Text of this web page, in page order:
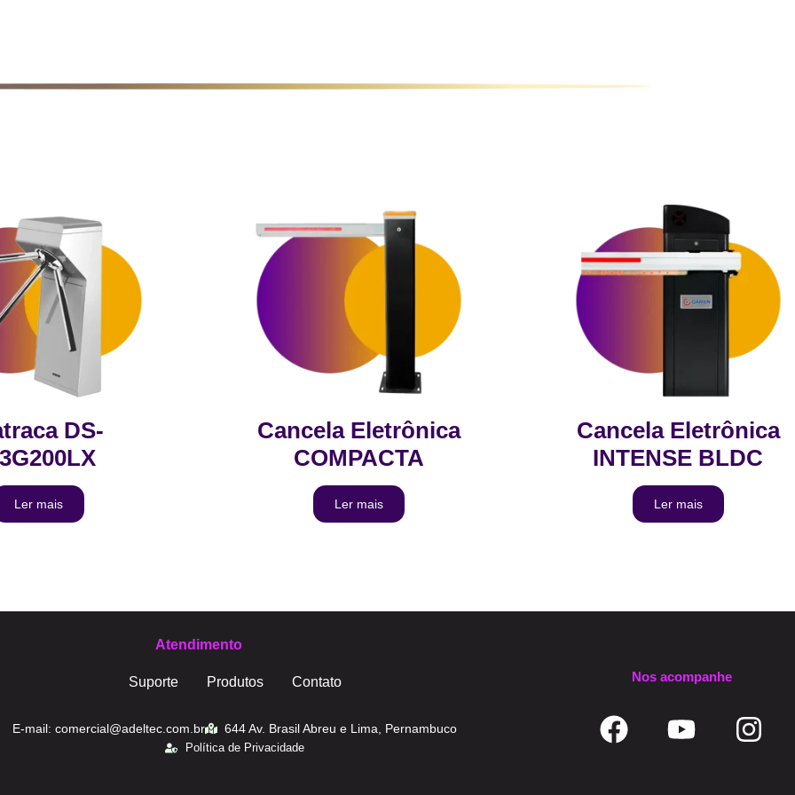
DS-
Ler mais
Cancela Eletrônica
COMPACTA
Ler mais
Cancela Eletrônica
INTENSE BLDC
Ler mais
Atendimento
Suporte Produtos Contato
E-mail: comercial@adeltec.com.br 644 Av. Brasil Abreu e Lima, Pernambuco
Política de Privacidade
Nos acompanhe